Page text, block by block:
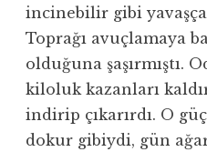
incinebilir gibi yavaşça
Toprağı avuçlamaya
olduğuna şaşırmıştı.
kiloluk kazanları
indirip çıkarırdı. O
dokur gibiydi, gün